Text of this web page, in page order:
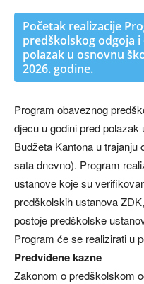
Početak realizacije
predškolskog odgoja
polazak u osnovnu
2026. godine.
Program obaveznog
djecu u godini pred
Budžeta Kantona u trajanju
sata dnevno). Program
ustanove koje su
predškolskih ustanova
postoje predškolske
Program će se realizirati u
Predviđene kazne
Zakonom o predškolskom